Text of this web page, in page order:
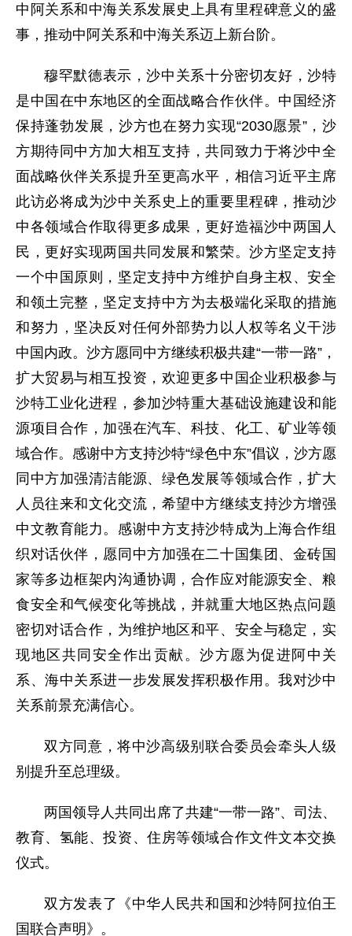
中阿关系和中海关系发展史上具有里程碑意义的盛
事，推动中阿关系和中海关系迈上新台阶。
穆罕默德表示，沙中关系十分密切友好，沙特
是中国在中东地区的全面战略合作伙伴。中国经济
保持蓬勃发展，沙方也在努力实现“2030愿景”，沙
方期待同中方加大相互支持，共同致力于将沙中全
面战略伙伴关系提升至更高水平，相信习近平主席
此访必将成为沙中关系史上的重要里程碑，推动沙
中各领域合作取得更多成果，更好造福沙中两国人
民，更好实现两国共同发展和繁荣。沙方坚定支持
一个中国原则，坚定支持中方维护自身主权、安全
和领土完整，坚定支持中方为去极端化采取的措施
和努力，坚决反对任何外部势力以人权等名义干涉
中国内政。沙方愿同中方继续积极共建“一带一路”，
扩大贸易与相互投资，欢迎更多中国企业积极参与
沙特工业化进程，参加沙特重大基础设施建设和能
源项目合作，加强在汽车、科技、化工、矿业等领
域合作。感谢中方支持沙特“绿色中东”倡议，沙方愿
同中方加强清洁能源、绿色发展等领域合作，扩大
人员往来和文化交流，希望中方继续支持沙方增强
中文教育能力。感谢中方支持沙特成为上海合作组
织对话伙伴，愿同中方加强在二十国集团、金砖国
家等多边框架内沟通协调，合作应对能源安全、粮
食安全和气候变化等挑战，并就重大地区热点问题
密切对话合作，为维护地区和平、安全与稳定，实
现地区共同安全作出贡献。沙方愿为促进阿中关
系、海中关系进一步发展发挥积极作用。我对沙中
关系前景充满信心。
双方同意，将中沙高级别联合委员会牵头人级
别提升至总理级。
两国领导人共同出席了共建“一带一路”、司法、
教育、氢能、投资、住房等领域合作文件文本交换
仪式。
双方发表了《中华人民共和国和沙特阿拉伯王
国联合声明》。